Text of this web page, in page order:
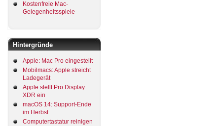
Kostenfreie Mac-
Gelegenheitsspiele
Hintergründe
Apple: Mac Pro eingestellt
Mobilmacs: Apple streicht
Ladegerät
Apple stellt Pro Display
XDR ein
macOS 14: Support-Ende
im Herbst
Computertastatur reinigen